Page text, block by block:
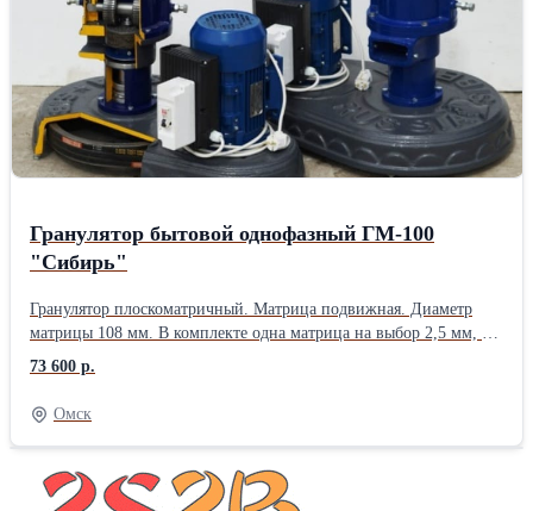
мм х 600 мм х 950 ммДлина: 50 см Ширина: 60 см Высота: 90 см
Вес: 130 кг Способ упаковки: Гранулятор с завода выезжает в
упаковочной плёнке
Гранулятор бытовой однофазный ГМ-100
"Сибирь"
Гранулятор плоскоматричный. Матрица подвижная. Диаметр
матрицы 108 мм. В комплекте одна матрица на выбор 2,5 мм, 4
мм, 6 мм, 8 мм.Двигатель 2,2 кВт 220 В. Станина чугунная. Без
редуктора. передача клино-ременная. Чугунный шкив диаметром
400 мм. Производительность 60-80 кг/час.Гранулятор
предназначен для производства гранул из комбикормов, пивной
дробины, травяной муки (измельченное сено). Вес 104
кг.Производитель: Собственное производство Длина: 50 см
Ширина: 70 см Высота: 60 см Вес: 104 кг Способ упаковки:
73 600 р.
Омск